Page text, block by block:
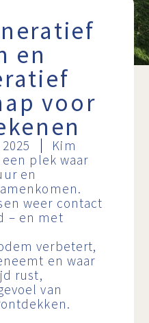
en
voor
Kim
plek waar
en
weer contact
– en met
verbetert,
en waar
rust,
van